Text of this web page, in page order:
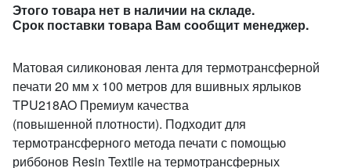
Этого товара нет в наличии на складе.
Срок поставки товара Вам сообщит менеджер.
Матовая силиконовая лента для термотрансферной
печати 20 мм х 100 метров для вшивных ярлыков
TPU218AO Премиум качества
(повышенной плотности). Подходит для
термотрансферного метода печати с помощью
риббонов Resin Textile на термотрансферных